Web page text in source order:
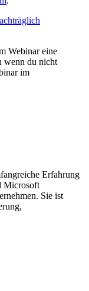
Webinar eine
wenn du nicht
im
Erfahrung
Microsoft
Sie ist